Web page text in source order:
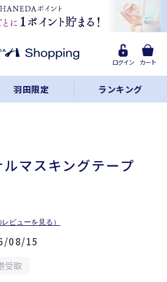
ログイン カート
羽田限定 ランキング
LINE
Facebook
リンクをコピー
マスキングテープ
レビューを見る）
08/15
受取